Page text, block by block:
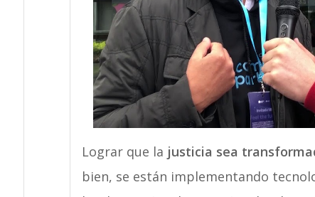
Lograr que la justicia sea
bien, se están implementando